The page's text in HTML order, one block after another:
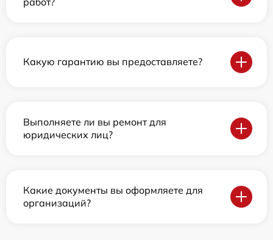
Какую гарантию вы предоставляете?
Выполняете ли вы ремонт для
юридических лиц?
Какие документы вы оформляете для
организаций?